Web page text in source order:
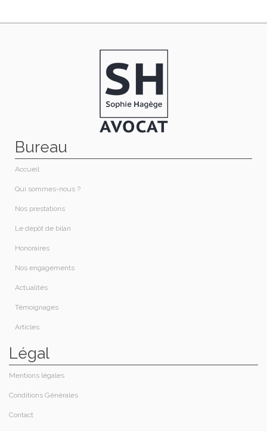
Bureau
Accueil
Qui sommes-nous ?​
Nos prestations​
Le dépôt de bilan
Honoraires​
Nos engagements
Actualités
Témoignages
Articles
Légal
Contact
Mentions légales
Conditions Générales